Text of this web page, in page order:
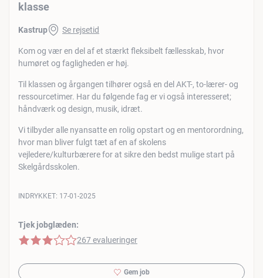
klasse
Kastrup Se rejsetid
Kom og vær en del af et stærkt fleksibelt fællesskab, hvor
humøret og fagligheden er høj.
Til klassen og årgangen tilhører også en del AKT-, to-lærer- og
ressourcetimer. Har du følgende fag er vi også interesseret;
håndværk og design, musik, idræt.
Vi tilbyder alle nyansatte en rolig opstart og en mentorordning,
hvor man bliver fulgt tæt af en af skolens
vejledere/kulturbærere for at sikre den bedst mulige start på
Skelgårdsskolen.
Tjek jobglæden:
3 af 5 stjerner
267 evalueringer
INDRYKKET: 17-01-2025
Gem job